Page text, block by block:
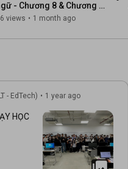
- Chương 8 & Chương 9:
- Procedure -
views • 1 month ago
- EdTech) • 1 year ago
HỌC